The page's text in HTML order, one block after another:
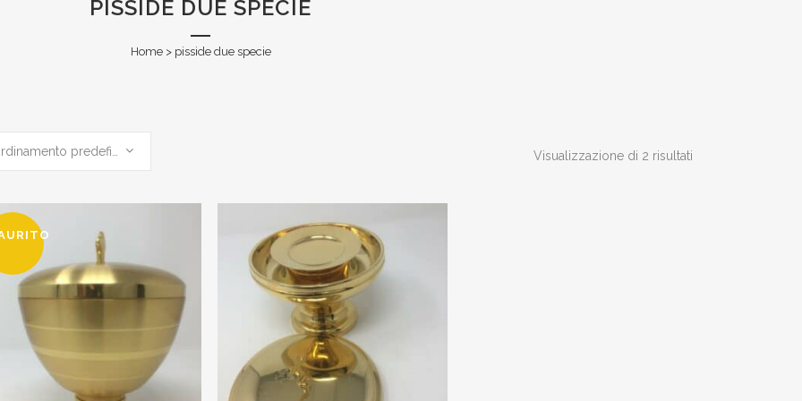
PISSIDE DUE SPECIE
Home> pisside due specie
Visualizzazione di 2 risultati